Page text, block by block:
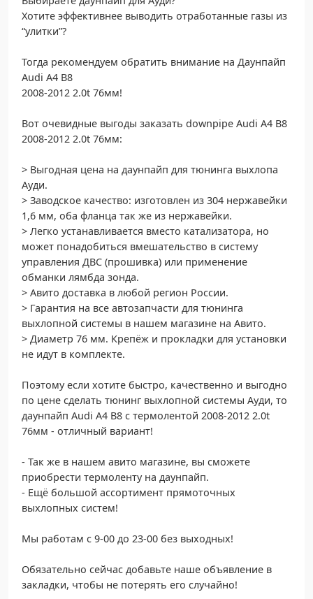
Хотите эффективнее выводить отработанные газы из
“улитки”?
Тогда рекомендуем обратить внимание на Даунпайп
Audi A4 B8
2008-2012 2.0t 76мм!
Вот очевидные выгоды заказать downpipe Audi A4 B8
2008-2012 2.0t 76мм:
> Выгодная цена на даунпайп для тюнинга выхлопа
Ауди.
> Заводское качество: изготовлен из 304 нержавейки
1,6 мм, оба фланца так же из нержавейки.
> Легко устанавливается вместо катализатора, но
может понадобиться вмешательство в систему
управления ДВС (прошивка) или применение
обманки лямбда зонда.
> Авито доставка в любой регион России.
> Гарантия на все автозапчасти для тюнинга
выхлопной системы в нашем магазине на Авито.
> Диаметр 76 мм. Крепёж и прокладки для установки
не идут в комплекте.
Поэтому если хотите быстро, качественно и выгодно
по цене сделать тюнинг выхлопной системы Ауди, то
даунпайп Audi A4 B8 с термолентой 2008-2012 2.0t
76мм - отличный вариант!
- Так же в нашем авито магазине, вы сможете
приобрести термоленту на даунпайп.
- Ещё большой ассортимент прямоточных
выхлопных систем!
Мы работам с 9-00 до 23-00 без выходных!
Обязательно сейчас добавьте наше объявление в
закладки, чтобы не потерять его случайно!